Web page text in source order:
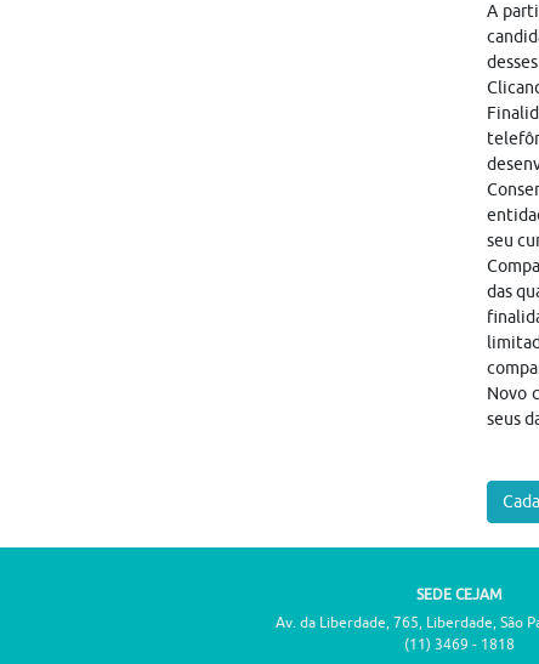
A
seu
das
Novo
seus
SEDE CEJAM
Av. da Liberdade, 765, Liberdade, São
(11) 3469 - 1818